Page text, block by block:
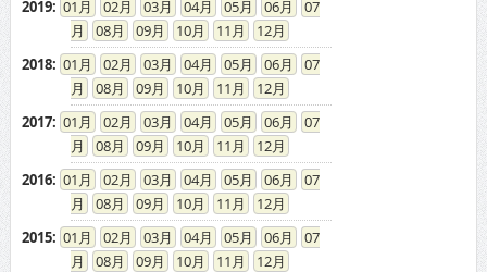
2019: 01 02 03 04 05 06
07
08
09 10 11
12
2018: 01 02 03 04 05 06
07
08
09 10 11
12
2017: 01 02 03 04 05 06
07
08
09 10 11
12
2016: 01 02 03 04 05 06
07
08
09 10 11
12
2015: 01 02 03 04 05 06
07
08
09 10 11
12